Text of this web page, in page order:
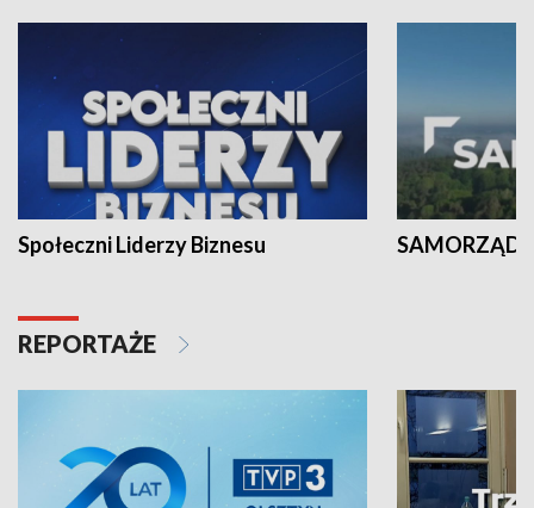
Społeczni Liderzy Biznesu SAMORZĄD
REPORTAŻE